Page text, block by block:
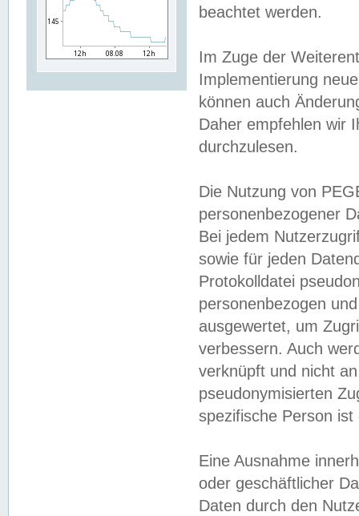
beachtet werden.
Im Zuge der
Implementierung
können auch
Daher empfehlen wir
durchzulesen.
Die Nutzung von
personenbezogener
Bei jedem
sowie für jeden
Protokolldatei
personenbezogen
ausgewertet, um
verbessern. Auch
verknüpft und nicht
pseudonymisierten
spezifische Person
Eine Ausnahme
oder geschäftlicher
Daten durch den